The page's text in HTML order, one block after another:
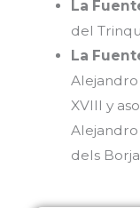
La
del
La
XVIII y
dels